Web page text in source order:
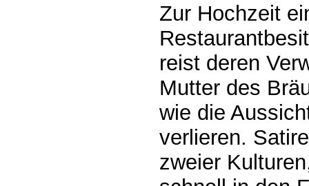
Zur Hochzeit
reist deren
Mutter des
wie die
verlieren.
zweier